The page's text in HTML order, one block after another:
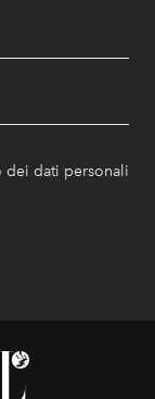
dei dati personali